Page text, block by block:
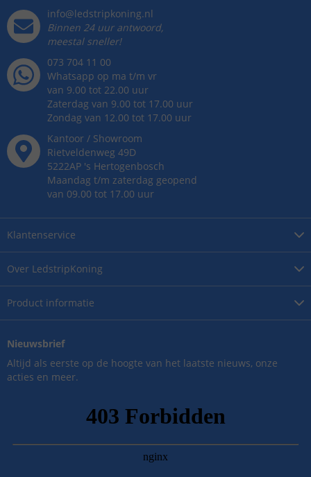
Over LedstripKoning
Product informatie
Klantenservice
info@ledstripkoning.nl
Binnen 24 uur antwoord,
meestal sneller!
073 704 11 00
Whatsapp op ma t/m vr
van 9.00 tot 22.00 uur
Zaterdag van 9.00 tot 17.00 uur
Zondag van 12.00 tot 17.00 uur
Kantoor / Showroom
Rietveldenweg 49D
5222AP 's Hertogenbosch
Maandag t/m zaterdag geopend
van 09.00 tot 17.00 uur
Nieuwsbrief
Altijd als eerste op de hoogte van het laatste nieuws, onze
acties en meer.